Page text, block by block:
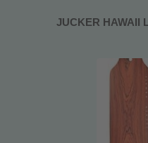
JUCKER HAWAII